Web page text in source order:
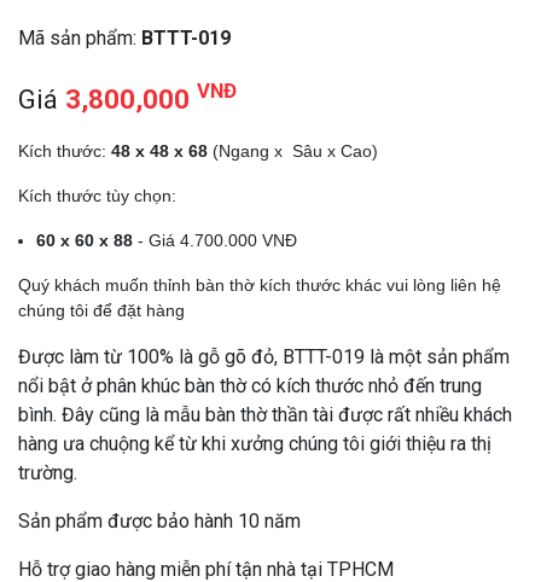
Mã sản phẩm: BTTT-019
Giá 3,800,000 VNĐ
Kích thước: 48 x 48 x 68 (Ngang x Sâu x Cao)
Kích thước tùy chọn:
60 x 60 x 88 - Giá 4.700.000 VNĐ
Quý khách muốn thỉnh bàn thờ kích thước khác vui lòng liên hệ
chúng tôi để đặt hàng
Được làm từ 100% là gỗ gõ đỏ, BTTT-019 là một sản phẩm
nổi bật ở phân khúc bàn thờ có kích thước nhỏ đến trung
bình. Đây cũng là mẫu bàn thờ thần tài được rất nhiều khách
hàng ưa chuộng kể từ khi xưởng chúng tôi giới thiệu ra thị
trường.
Sản phẩm được bảo hành 10 năm
Hỗ trợ giao hàng miễn phí tận nhà tại TPHCM